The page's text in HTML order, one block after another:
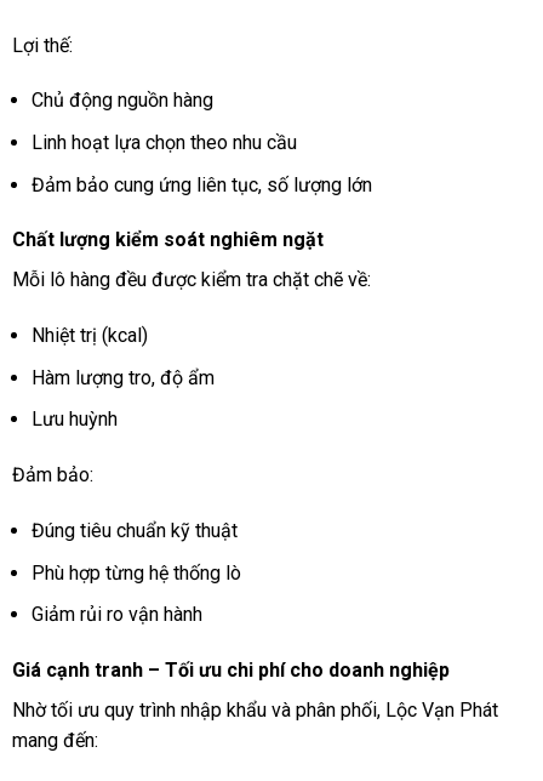
Lợi thế:
Chủ động nguồn hàng
Linh hoạt lựa chọn theo nhu cầu
Đảm bảo cung ứng liên tục, số lượng lớn
Chất lượng kiểm soát nghiêm ngặt
Mỗi lô hàng đều được kiểm tra chặt chẽ về:
Nhiệt trị (kcal)
Hàm lượng tro, độ ẩm
Lưu huỳnh
Đảm bảo:
Đúng tiêu chuẩn kỹ thuật
Phù hợp từng hệ thống lò
Giảm rủi ro vận hành
Giá cạnh tranh – Tối ưu chi phí cho doanh nghiệp
Nhờ tối ưu quy trình nhập khẩu và phân phối, Lộc Vạn Phát
mang đến: